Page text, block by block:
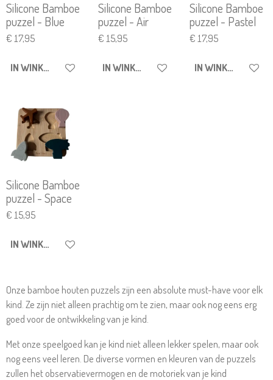
Silicone Bamboe
puzzel - Blue
€ 17,95
IN WINKELWAGEN
Silicone Bamboe
puzzel - Air
€ 15,95
IN WINKELWAGEN
Silicone Bamboe
puzzel - Pastel
€ 17,95
IN WINKELWAGEN
Silicone Bamboe
puzzel - Space
€ 15,95
IN WINKELWAGEN
Onze bamboe houten puzzels zijn een absolute must-have voor elk
kind. Ze zijn niet alleen prachtig om te zien, maar ook nog eens erg
goed voor de ontwikkeling van je kind.
Met onze speelgoed kan je kind niet alleen lekker spelen, maar ook
nog eens veel leren. De diverse vormen en kleuren van de puzzels
zullen het observatievermogen en de motoriek van je kind